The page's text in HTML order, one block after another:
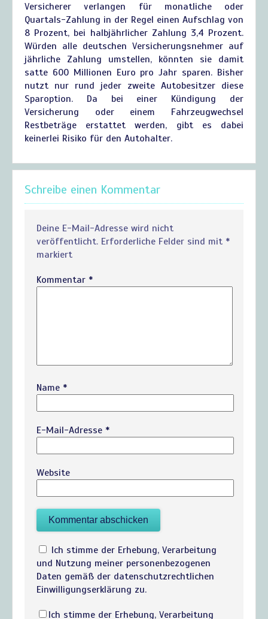
Versicherer verlangen für monatliche oder
Quartals-Zahlung in der Regel einen Aufschlag von
8 Prozent, bei halbjährlicher Zahlung 3,4 Prozent.
Würden alle deutschen Versicherungsnehmer auf
jährliche Zahlung umstellen, könnten sie damit
satte 600 Millionen Euro pro Jahr sparen. Bisher
nutzt nur rund jeder zweite Autobesitzer diese
Sparoption. Da bei einer Kündigung der
Versicherung oder einem Fahrzeugwechsel
Restbeträge erstattet werden, gibt es dabei
keinerlei Risiko für den Autohalter.
Schreibe einen Kommentar
Deine E-Mail-Adresse wird nicht
veröffentlicht. Erforderliche Felder sind mit *
markiert
Kommentar *
Name *
E-Mail-Adresse *
Website
Ich stimme der Erhebung, Verarbeitung
und Nutzung meiner personenbezogenen
Daten gemäß der datenschutzrechtlichen
Einwilligungserklärung zu.
Ich stimme der Erhebung, Verarbeitung